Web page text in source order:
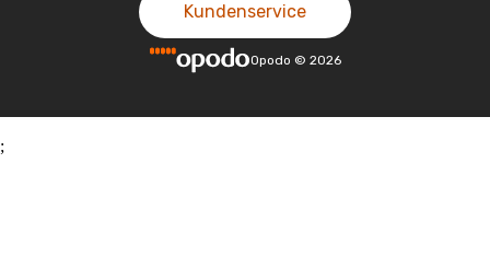
Kundenservice
Opodo © 2026
;